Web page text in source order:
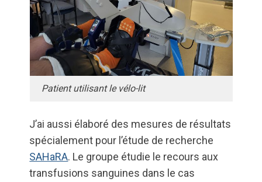
Patient utilisant le vélo-lit
J’ai aussi élaboré des mesures de résultats
spécialement pour l’étude de recherche
SAHaRA. Le groupe étudie le recours aux
transfusions sanguines dans le cas